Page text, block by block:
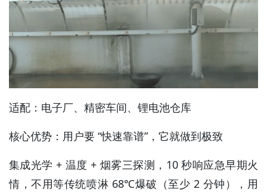
适配：电子厂、精密车间、锂电池仓库
核心优势：用户要 “快速靠谱”，它就做到极致
集成光学 + 温度 + 烟雾三探测，10 秒响应急早期火
情，不用等传统喷淋 68℃爆破（至少 2 分钟），用